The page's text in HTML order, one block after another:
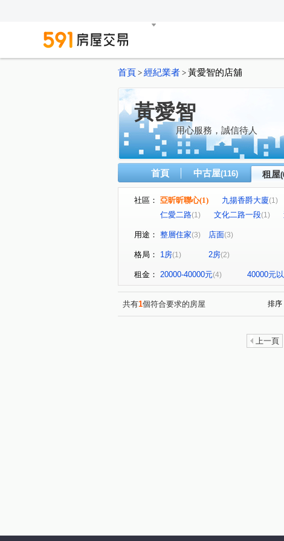
首頁 > 經紀業者 > 黃愛智的店舖
黃愛智
用心服務，誠信待人
首頁 中古屋(116) 租屋
社區： 亞昕昕聯心(1) 九揚香爵大廈(1)
仁愛二路(1) 文化二路一段(1)
用途： 整層住家(3) 店面(3)
格局： 1房(1) 2房(2)
租金： 20000-40000元(4) 40000元
共有1個符合要求的房屋 排序
上一頁